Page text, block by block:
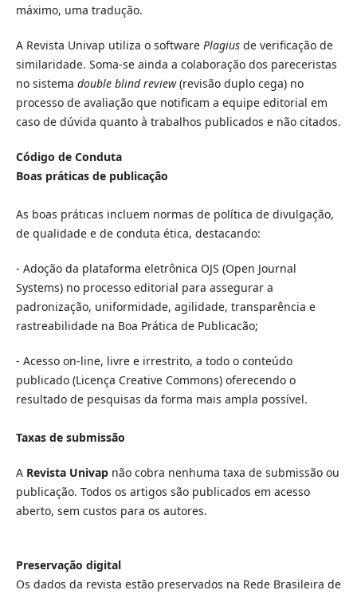
máximo, uma tradução.
A Revista Univap utiliza o software Plagiusde verificação de
similaridade. Soma-se ainda a colaboração dos pareceristas
no sistema double blind review(revisão duplo cega) no
processo de avaliação que notificam a equipe editorial em
caso de dúvida quanto à trabalhos publicados e não citados.
Código de Conduta
Boas práticas de publicação
As boas práticas incluem normas de política de divulgação,
de qualidade e de conduta ética, destacando:
- Adoção da plataforma eletrônica OJS (Open Journal
Systems) no processo editorial para assegurar a
padronização, uniformidade, agilidade, transparência e
rastreabilidade na Boa Prática de Publicacão;
- Acesso on-line, livre e irrestrito, a todo o conteúdo
publicado (Licença Creative Commons) oferecendo o
resultado de pesquisas da forma mais ampla possível.
Taxas de submissão
A Revista Univapnão cobra nenhuma taxa de submissão ou
publicação. Todos os artigos são publicados em acesso
aberto, sem custos para os autores.
Preservação digital
Os dados da revista estão preservados na Rede Brasileira de